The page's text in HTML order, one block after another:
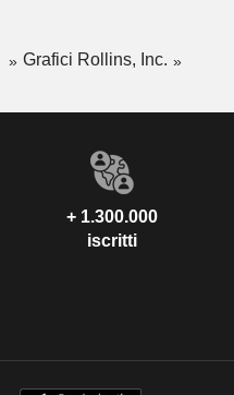
Grafici Rollins, Inc.
+ 1.300.000
iscritti